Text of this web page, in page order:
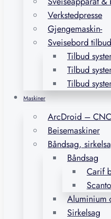
Verkstedpresse
Gjengemaskin-
Sveisebord
Tilbud
Tilbud
Tilbud
Maskiner
ArcDroid –
Beisemaskiner
Båndsag,
Båndsag
Carif
Aluminium
Sirkelsag